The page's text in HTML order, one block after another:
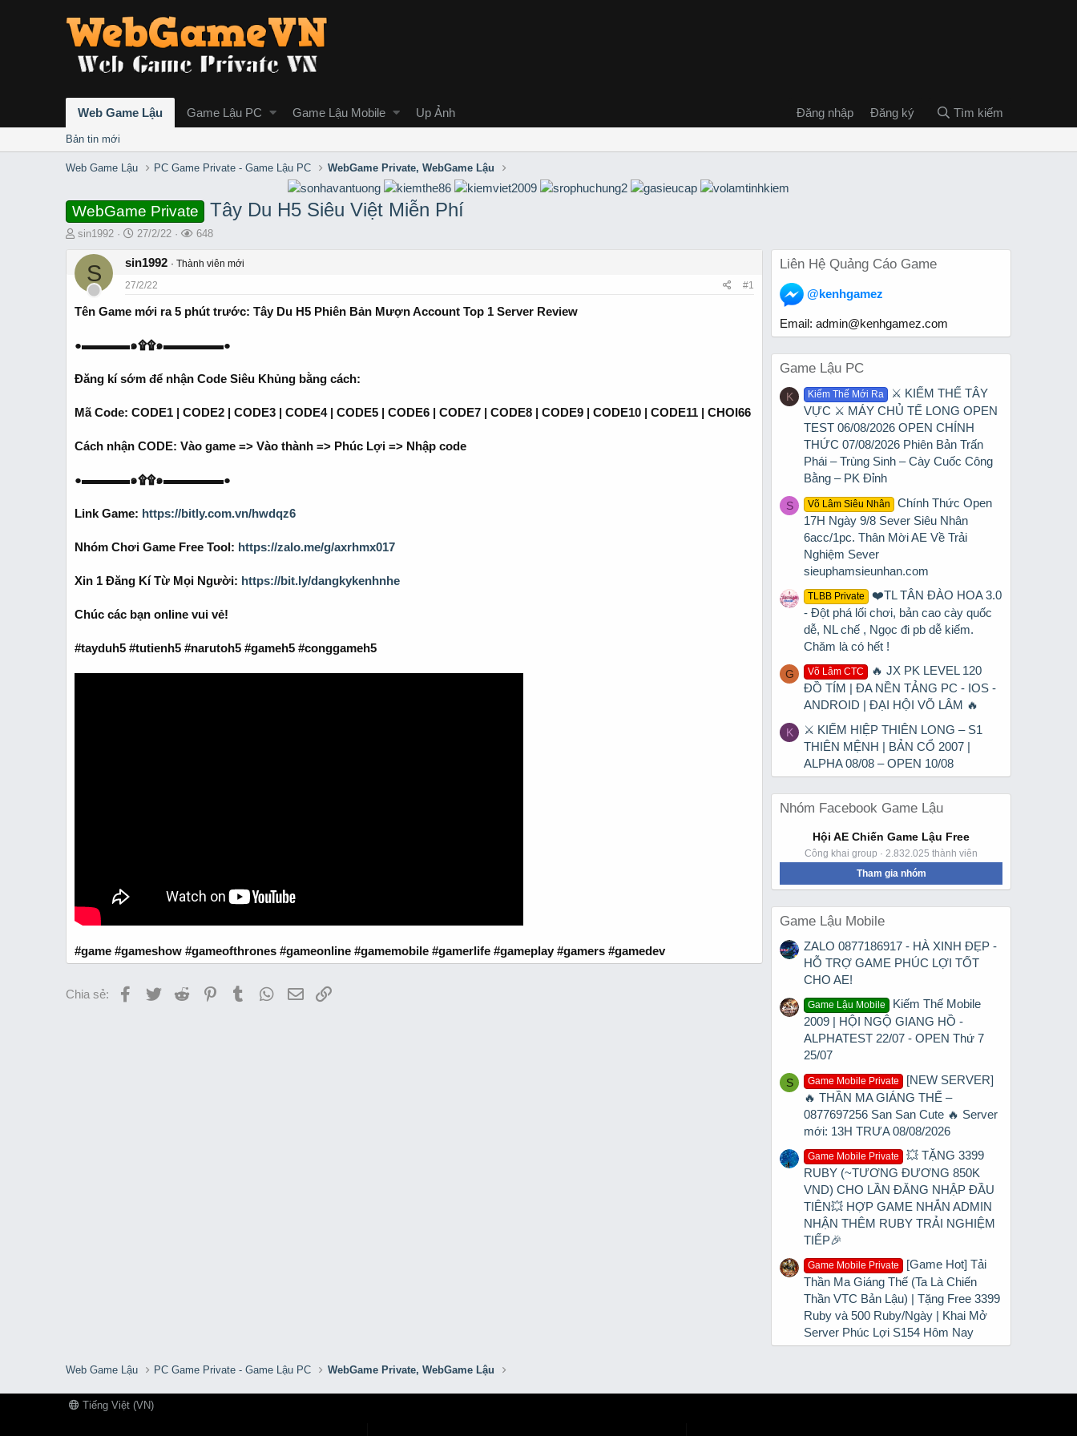
Web Game Lậu Game Lậu PC Game Lậu Mobile Up Ảnh Đăng nhập Đăng ký Tìm kiếm
Bản tin mới
Web Game Lậu PC Game Private - Game Lậu PC WebGame Private, WebGame Lậu
WebGame Private Tây Du H5 Siêu Việt Miễn Phí
T
r
a
d
s
a
t
r
sin1992
S
a
t
a
e
27/2/22
L
ợ
m
648
S sin1992
Thành viên mới
27/2/22
#1
Tên Game mới ra 5 phút trước: Tây Du H5 Phiên Bản Mượn Account Top 1 Server Review
●▬▬▬▬๑۩۩๑▬▬▬▬▬●
Đăng kí sớm để nhận Code Siêu Khủng bằng cách:
Mã Code: CODE1 | CODE2 | CODE3 | CODE4 | CODE5 | CODE6 | CODE7 | CODE8 | CODE9 | CODE10 | CODE11 | CHOI66
Cách nhận CODE: Vào game => Vào thành => Phúc Lợi => Nhập code
●▬▬▬▬๑۩۩๑▬▬▬▬▬●
Link Game: https://bitly.com.vn/hwdqz6
Nhóm Chơi Game Free Tool: https://zalo.me/g/axrhmx017
Xin 1 Đăng Kí Từ Mọi Người: https://bit.ly/dangkykenhnhe
Chúc các bạn online vui vẻ!
#tayduh5 #tutienh5 #narutoh5 #gameh5 #conggameh5
#game #gameshow #gameofthrones #gameonline #gamemobile #gamerlife #gameplay #gamers #gamedev
Chia sẻ: Facebook
TwitterReddit PinterestTumblr WhatsApp
EmailLink
Liên Hệ Quảng Cáo Game
@kenhgamez
Email: admin@kenhgamez.com
Game Lậu PC
K Kiếm Thế Mới Ra
⚔️ KIẾM THẾ TÂY
VỰC ⚔️ MÁY CHỦ TẾ LONG OPEN
TEST 06/08/2026 OPEN CHÍNH
THỨC 07/08/2026 Phiên Bản Trấn
Phái – Trùng Sinh – Cày Cuốc Công
Bằng – PK Đỉnh
S Võ Lâm Siêu Nhân
Chính Thức Open
17H Ngày 9/8 Sever Siêu Nhân
6acc/1pc. Thân Mời AE Về Trải
Nghiệm Sever
sieuphamsieunhan.com
TLBB Private
❤️TL TÂN ĐÀO HOA 3.0
- Đột phá lối chơi, bản cao cày quốc
dễ, NL chế , Ngọc đi pb dễ kiếm.
Chăm là có hết !
G Võ Lâm CTC
🔥 JX PK LEVEL 120
ĐỒ TÍM | ĐA NỀN TẢNG PC - IOS -
ANDROID | ĐẠI HỘI VÕ LÂM 🔥
K
⚔ KIẾM HIỆP THIÊN LONG – S1
THIÊN MỆNH | BẢN CỔ 2007 |
ALPHA 08/08 – OPEN 10/08
Nhóm Facebook Game Lậu
Hội AE Chiến Game Lậu Free
Công khai group · 2.832.025 thành viên
Tham gia nhóm
Game Lậu Mobile
ZALO 0877186917 - HÀ XINH ĐẸP -
HỖ TRỢ GAME PHÚC LỢI TỐT
CHO AE!
Game Lậu Mobile
Kiếm Thế Mobile
2009 | HỘI NGỘ GIANG HỒ -
ALPHATEST 22/07 - OPEN Thứ 7
25/07
S Game Mobile Private
[NEW SERVER]
🔥 THẦN MA GIÁNG THẾ –
0877697256 San San Cute 🔥 Server
mới: 13H TRƯA 08/08/2026
Game Mobile Private
💥 TẶNG 3399
RUBY (~TƯƠNG ĐƯƠNG 850K
VND) CHO LẦN ĐĂNG NHẬP ĐẦU
TIÊN💥 HỢP GAME NHẮN ADMIN
NHẬN THÊM RUBY TRẢI NGHIỆM
TIẾP🎉
Game Mobile Private
[Game Hot] Tải
Thần Ma Giáng Thế (Ta Là Chiến
Thần VTC Bản Lậu) | Tặng Free 3399
Ruby và 500 Ruby/Ngày | Khai Mở
Server Phúc Lợi S154 Hôm Nay
Web Game Lậu PC Game Private - Game Lậu PC WebGame Private, WebGame Lậu
Tiếng Việt (VN)